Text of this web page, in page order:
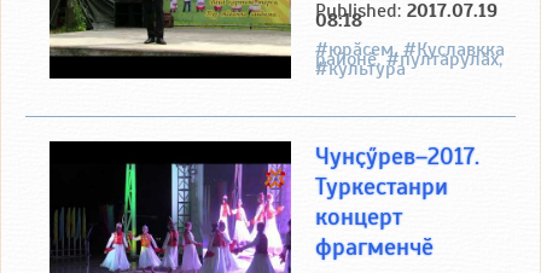
Published: 2017.07.19
08:18
#юрӑсем, #Куславкка
районӗ, #пултарулӑх,
#культура
Чунҫӳрев–2017.
Туркестанри
концерт
фрагменчӗ